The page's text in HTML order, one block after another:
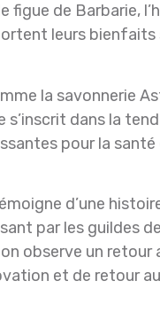
de Barbarie,
leurs
la savonnerie
dans la
pour la santé
d’une
par les guildes
on observe un
et de retour